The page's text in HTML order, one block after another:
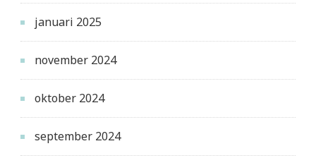
januari 2025
november 2024
oktober 2024
september 2024